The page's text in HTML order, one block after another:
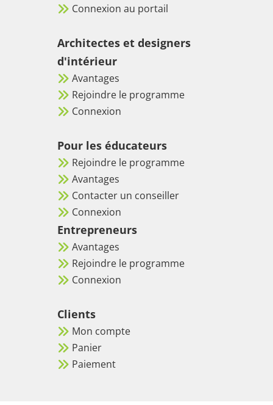
Connexion au portail
Architectes et designers
d'intérieur
Avantages
Rejoindre le programme
Connexion
Pour les éducateurs
Rejoindre le programme
Avantages
Contacter un conseiller
Connexion
Entrepreneurs
Avantages
Rejoindre le programme
Connexion
Clients
Mon compte
Panier
Paiement